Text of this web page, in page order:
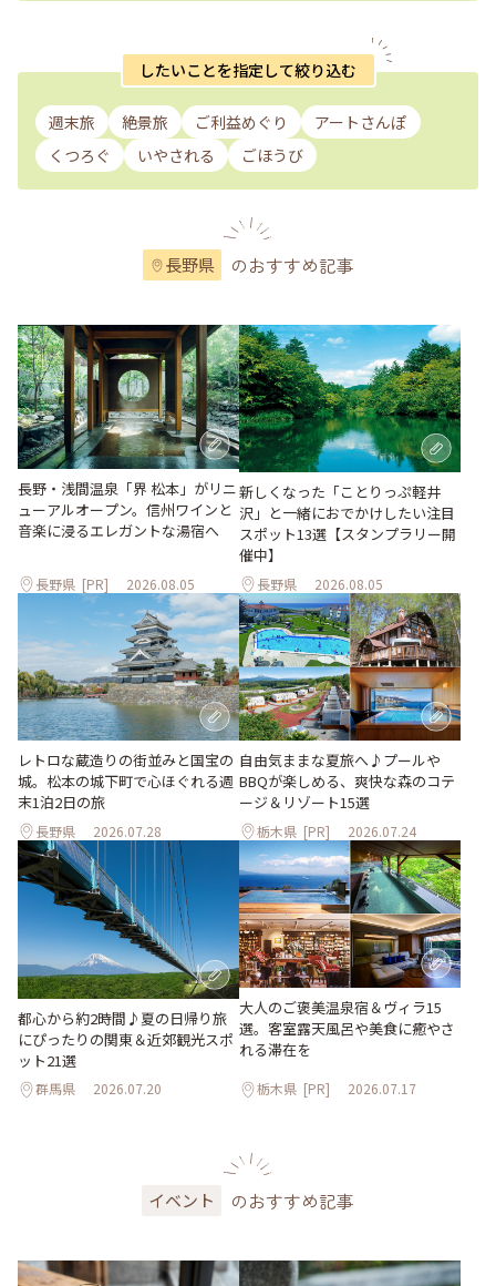
したいことを指定して絞り込む
週末旅 絶景旅 ご利益めぐり
アートさんぽ
くつろぐ
いやされる ごほうび
長野県 のおすすめ記事
長野・浅間温泉「界 松本」がリニ
ューアルオープン。信州ワインと
音楽に浸るエレガントな湯宿へ
長野県 [PR] 2026.08.05
新しくなった「ことりっぷ軽井
沢」と一緒におでかけしたい注目
スポット13選【スタンプラリー開
催中】
長野県 2026.08.05
レトロな蔵造りの街並みと国宝の
城。松本の城下町で心ほぐれる週
末1泊2日の旅
長野県 2026.07.28
自由気ままな夏旅へ♪プールや
BBQが楽しめる、爽快な森のコテ
ージ＆リゾート15選
栃木県 [PR] 2026.07.24
都心から約2時間♪夏の日帰り旅
にぴったりの関東＆近郊観光スポ
ット21選
群馬県 2026.07.20
大人のご褒美温泉宿＆ヴィラ15
選。客室露天風呂や美食に癒やさ
れる滞在を
栃木県 [PR] 2026.07.17
イベント のおすすめ記事